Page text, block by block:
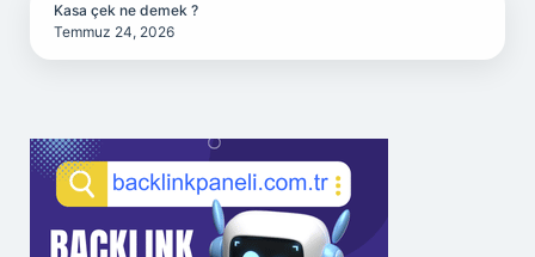
Kasa çek ne demek ?
Temmuz 24, 2026